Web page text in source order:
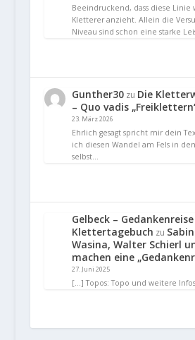
Beeindruckend, dass diese
Kletterer anzieht. Allein die
Niveau sind schon eine starke
Gunther30zu Die
– Quo vadis
23. März 2026
Ehrlich gesagt spricht mir dein
ich diesen Wandel am Fels in
selbst…
Gelbeck –
Klettertagebuch zu
Wasina, Walter Schierl
machen eine
27. Juni 2025
[…] Topos: Topo und weitere